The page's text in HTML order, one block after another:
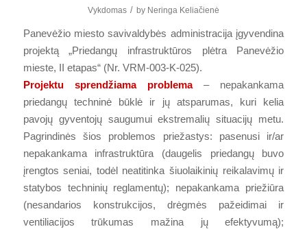
Vykdomas / by Neringa Keliačienė
Panevėžio miesto savivaldybės administracija įgyvendina
projektą „Priedangų infrastruktūros plėtra Panevėžio
mieste, II etapas“ (Nr. VRM-003-K-025).
Projektu sprendžiama problema– nepakankama
priedangų techninė būklė ir jų atsparumas, kuri kelia
pavojų gyventojų saugumui ekstremalių situacijų metu.
Pagrindinės šios problemos priežastys: pasenusi ir/ar
nepakankama infrastruktūra (daugelis priedangų buvo
įrengtos seniai, todėl neatitinka šiuolaikinių reikalavimų ir
statybos techninių reglamentų); nepakankama priežiūra
(nesandarios konstrukcijos, drėgmės pažeidimai ir
ventiliacijos trūkumas mažina jų efektyvumą);